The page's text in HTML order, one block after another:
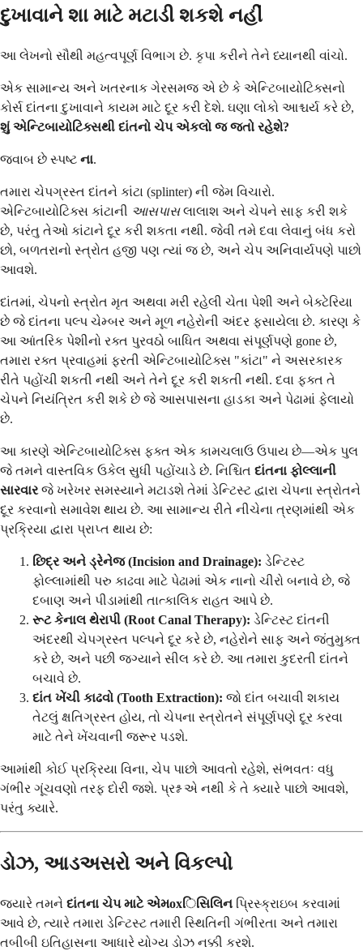
દુખાવાને શા માટે મટાડી શકશે નહીં
આ લેખનો સૌથી મહત્વપૂર્ણ વિભાગ છે. કૃપા કરીને તેને ધ્યાનથી વાંચો.
એક સામાન્ય અને ખતરનાક ગેરસમજ એ છે કે એન્ટિબાયોટિક્સનો
કોર્સ દાંતના દુખાવાને કાયમ માટે દૂર કરી દેશે. ઘણા લોકો આશ્ચર્ય કરે છે,
શું એન્ટિબાયોટિક્સથી દાંતનો ચેપ એકલો જ જતો રહેશે?
જવાબ છે સ્પષ્ટ ના.
તમારા ચેપગ્રસ્ત દાંતને કાંટા (splinter) ની જેમ વિચારો.
એન્ટિબાયોટિક્સ કાંટાની આસપાસલાલાશ અને ચેપને સાફ કરી શકે
છે, પરંતુ તેઓ કાંટાને દૂર કરી શકતા નથી. જેવી તમે દવા લેવાનું બંધ કરો
છો, બળતરાનો સ્ત્રોત હજી પણ ત્યાં જ છે, અને ચેપ અનિવાર્યપણે પાછો
આવશે.
દાંતમાં, ચેપનો સ્ત્રોત મૃત અથવા મરી રહેલી ચેતા પેશી અને બેક્ટેરિયા
છે જે દાંતના પલ્પ ચેમ્બર અને મૂળ નહેરોની અંદર ફસાયેલા છે. કારણ કે
આ આંતરિક પેશીનો રક્ત પુરવઠો બાધિત અથવા સંપૂર્ણપણે gone છે,
તમારા રક્ત પ્રવાહમાં ફરતી એન્ટિબાયોટિક્સ "કાંટા" ને અસરકારક
રીતે પહોંચી શકતી નથી અને તેને દૂર કરી શકતી નથી. દવા ફક્ત તે
ચેપને નિયંત્રિત કરી શકે છે જે આસપાસના હાડકા અને પેઢામાં ફેલાયો
છે.
આ કારણે એન્ટિબાયોટિક્સ ફક્ત એક કામચલાઉ ઉપાય છે—એક પુલ
જે તમને વાસ્તવિક ઉકેલ સુધી પહોંચાડે છે. નિશ્ચિત દાંતના ફોલ્લાની
સારવારજે ખરેખર સમસ્યાને મટાડશે તેમાં ડેન્ટિસ્ટ દ્વારા ચેપના સ્ત્રોતને
દૂર કરવાનો સમાવેશ થાય છે. આ સામાન્ય રીતે નીચેના ત્રણમાંથી એક
પ્રક્રિયા દ્વારા પ્રાપ્ત થાય છે:
છિદ્ર અને ડ્રેનેજ (Incision and Drainage): ડેન્ટિસ્ટ
ફોલ્લામાંથી પરુ કાઢવા માટે પેઢામાં એક નાનો ચીરો બનાવે છે, જે
દબાણ અને પીડામાંથી તાત્કાલિક રાહત આપે છે.
રૂટ કેનાલ થેરાપી (Root Canal Therapy): ડેન્ટિસ્ટ દાંતની
અંદરથી ચેપગ્રસ્ત પલ્પને દૂર કરે છે, નહેરોને સાફ અને જંતુમુક્ત
કરે છે, અને પછી જગ્યાને સીલ કરે છે. આ તમારા કુદરતી દાંતને
બચાવે છે.
દાંત ખેંચી કાઢવો (Tooth Extraction): જો દાંત બચાવી શકાય
તેટલું ક્ષતિગ્રસ્ત હોય, તો ચેપના સ્ત્રોતને સંપૂર્ણપણે દૂર કરવા
માટે તેને ખેંચવાની જરૂર પડશે.
આમાંથી કોઈ પ્રક્રિયા વિના, ચેપ પાછો આવતો રહેશે, સંભવતઃ વધુ
ગંભીર ગૂંચવણો તરફ દોરી જશે. પ્રશ્ન એ નથી કે તે ક્યારે પાછો આવશે,
પરંતુ ક્યારે.
ડોઝ, આડઅસરો અને વિકલ્પો
જ્યારે તમને દાંતના ચેપ માટે એમoxિસિલિન પ્રિસ્ક્રાઇબ કરવામાં
આવે છે, ત્યારે તમારા ડેન્ટિસ્ટ તમારી સ્થિતિની ગંભીરતા અને તમારા
તબીબી ઇતિહાસના આધારે યોગ્ય ડોઝ નક્કી કરશે.